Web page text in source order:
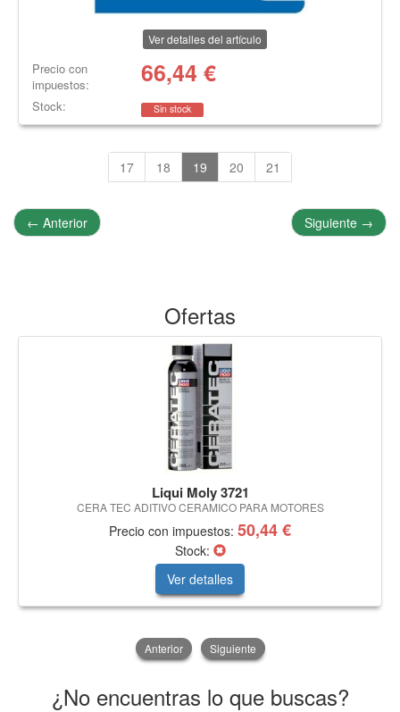
Ver detalles del artículo
Precio con
impuestos:
66,44 €
Stock: Sin stock
17 18 19 20 21
← Anterior Siguiente →
Ofertas
Liqui Moly 3721
CERA TEC ADITIVO CERAMICO PARA MOTORES
Precio con impuestos: 50,44 €
Stock:
Ver detalles
Anterior Siguiente
¿No encuentras lo que buscas?